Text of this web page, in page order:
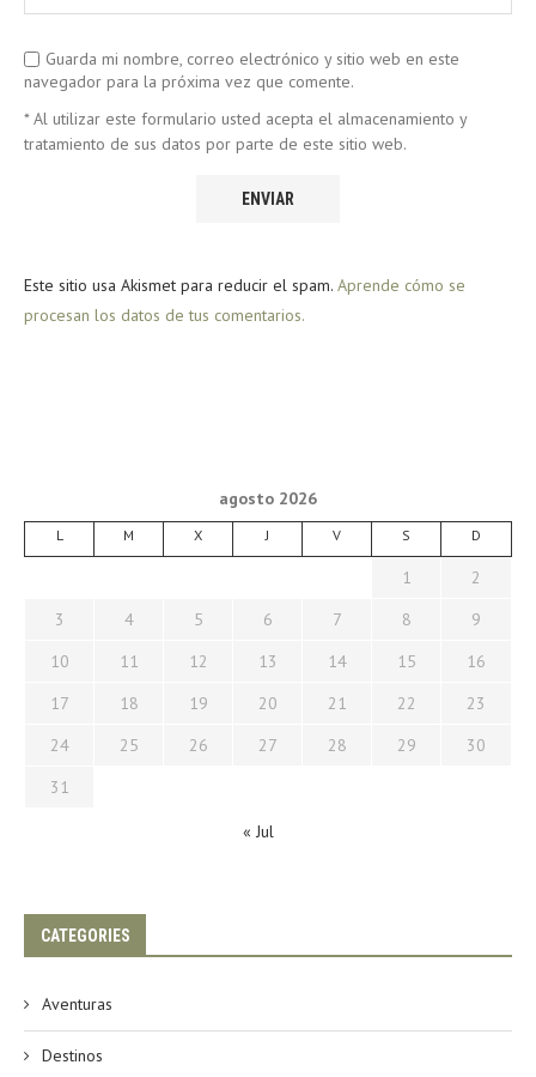
Guarda mi nombre, correo electrónico y sitio web en este
navegador para la próxima vez que comente.
* Al utilizar este formulario usted acepta el almacenamiento y
tratamiento de sus datos por parte de este sitio web.
Este sitio usa Akismet para reducir el spam. Aprende cómo se
procesan los datos de tus comentarios.
agosto 2026
L M X J V S D
1
2
3
4 5 6 7 8
9
10
11 12 13 14 15
16
17
18 19 20 21 22
23
24
25 26 27 28 29
30
31
« Jul
CATEGORIES
Aventuras
Destinos